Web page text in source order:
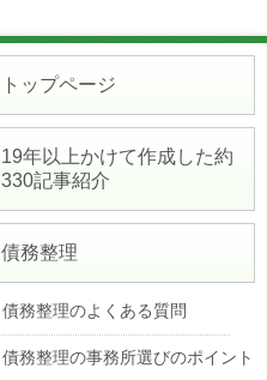
トップページ
19年以上かけて作成した約
330記事紹介
債務整理
債務整理のよくある質問
債務整理の事務所選びのポイント